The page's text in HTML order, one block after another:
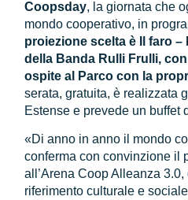
Coopsday, la giornata che
mondo cooperativo, in
proiezione scelta è Il faro
della Banda Rulli Frulli,
ospite al Parco con la
serata, gratuita, è realizzata
Estense e prevede un buffet
«Di anno in anno il mondo
conferma con convinzione il
all’Arena Coop Alleanza
riferimento culturale e